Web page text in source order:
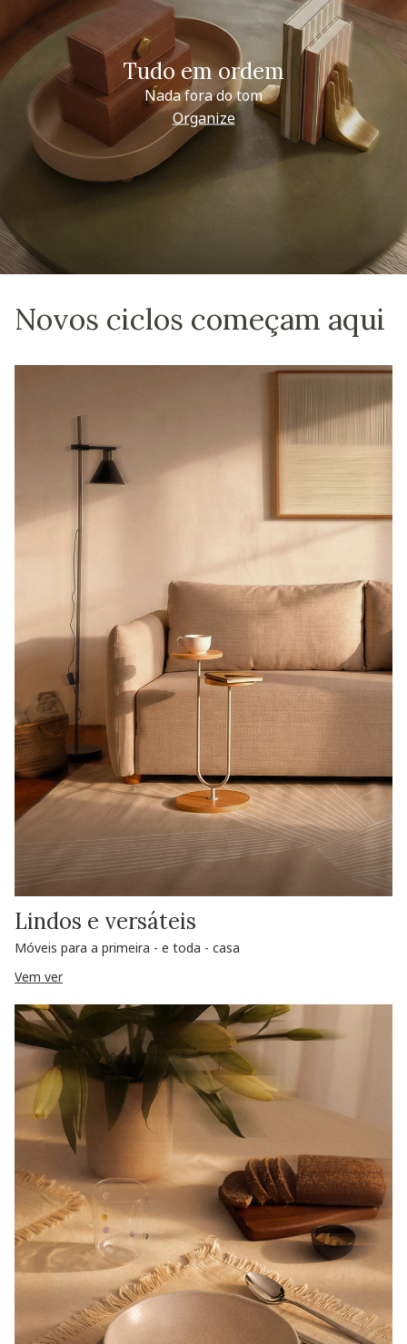
Tudo em ordem
Nada fora do tom
Organize
Novos ciclos começam aqui
Lindos e versáteis
Móveis para a primeira - e toda - casa
Vem ver